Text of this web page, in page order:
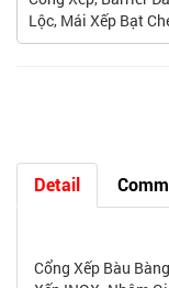
Lộc, Mái Xếp Bạt
Detail
Cổng Xếp Bàu